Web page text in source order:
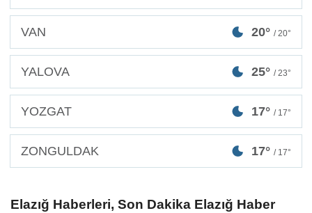
VAN 20° / 20°
YALOVA 25° / 23°
YOZGAT 17° / 17°
ZONGULDAK 17° / 17°
Elazığ Haberleri, Son Dakika Elazığ Haber